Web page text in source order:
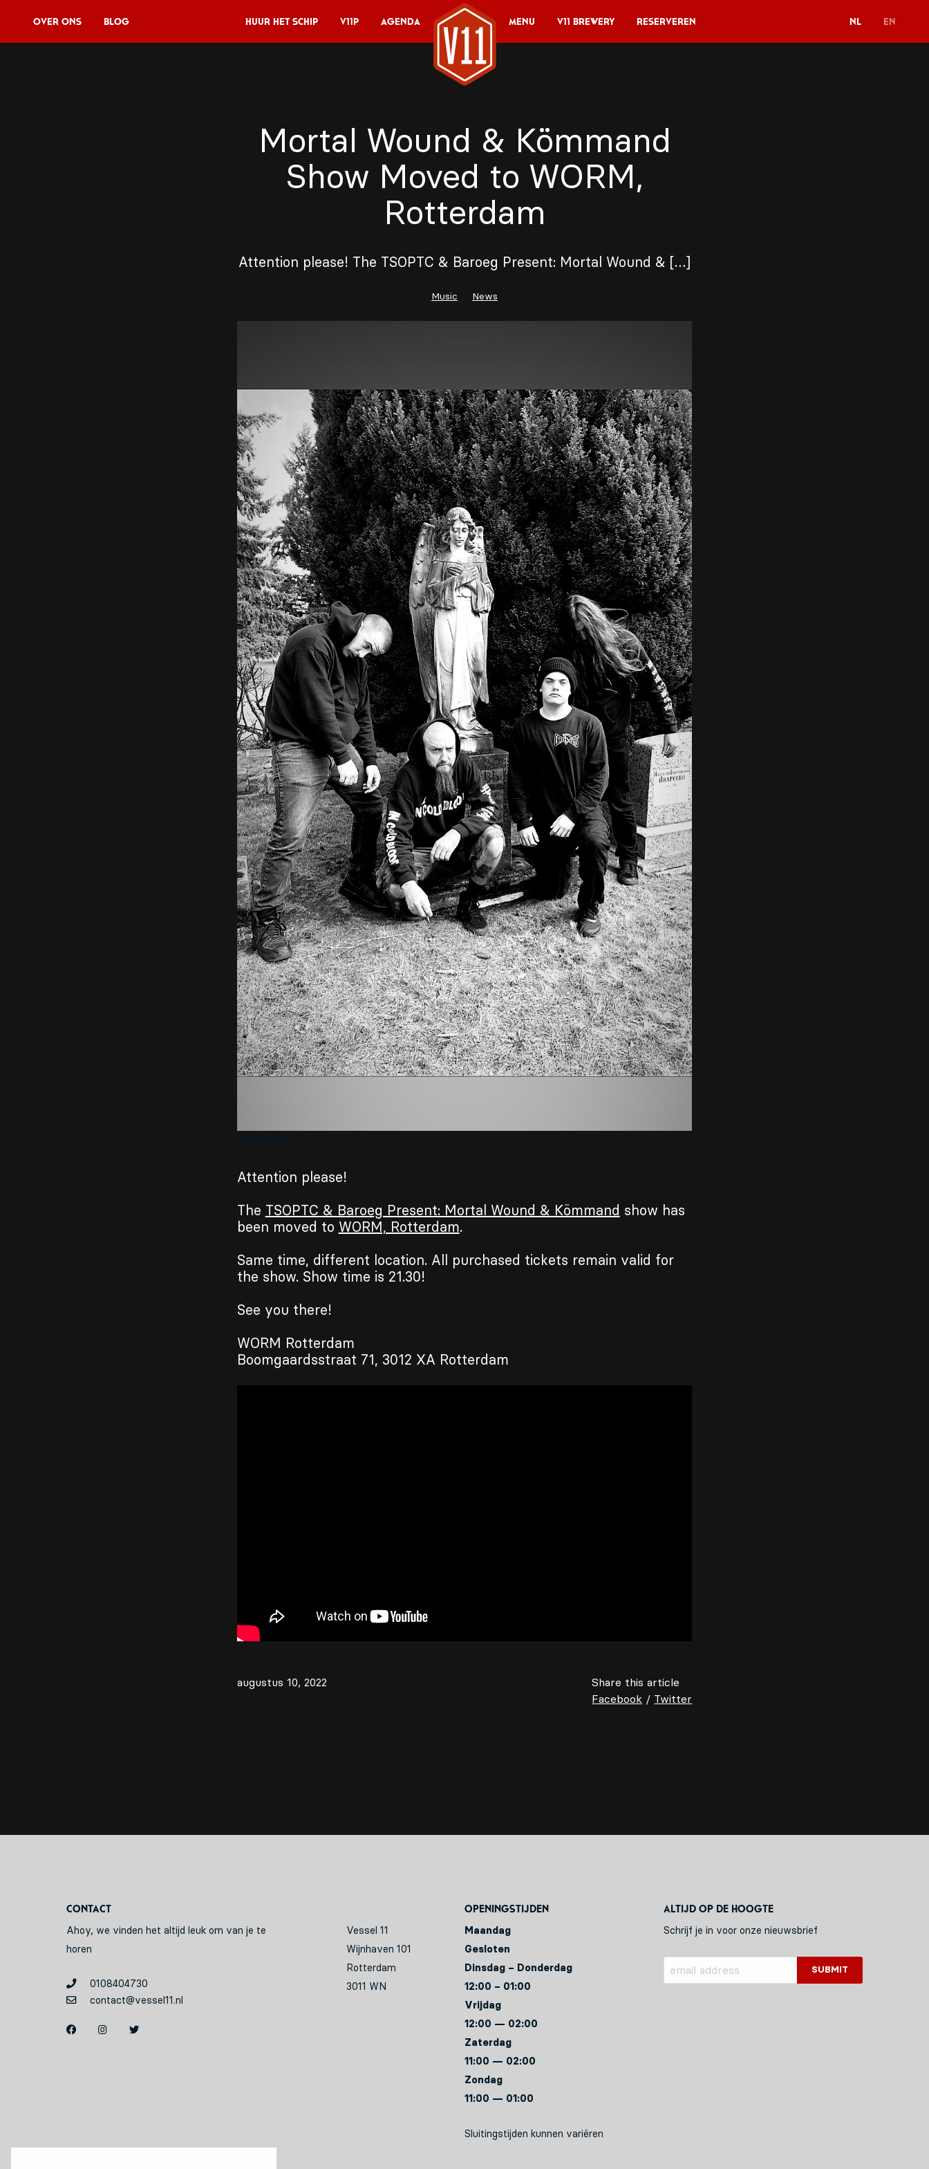
Over Ons Blog Huur het schip V11P Agenda Menu V11 Brewery Reserveren NL EN
Mortal Wound & Kömmand
Show Moved to WORM,
Rotterdam
Attention please! The TSOPTC & Baroeg Present: Mortal Wound & […]
Music News
Attention please!
The TSOPTC & Baroeg Present: Mortal Wound & Kömmand show has
been moved to WORM, Rotterdam.
Same time, different location. All purchased tickets remain valid for
the show. Show time is 21.30!
See you there!
WORM Rotterdam
Boomgaardsstraat 71, 3012 XA Rotterdam
augustus 10, 2022
Share this article
Facebook / Twitter
Contact
Ahoy, we vinden het altijd leuk om van je te
horen
0108404730
contact@vessel11.nl
Vessel 11
Wijnhaven 101
Rotterdam
3011 WN
Openingstijden
Maandag
Gesloten
Dinsdag – Donderdag
12:00 – 01:00
Vrijdag
12:00 — 02:00
Zaterdag
11:00 — 02:00
Zondag
11:00 — 01:00
Sluitingstijden kunnen variëren
Altijd op de hoogte
Schrijf je in voor onze nieuwsbrief